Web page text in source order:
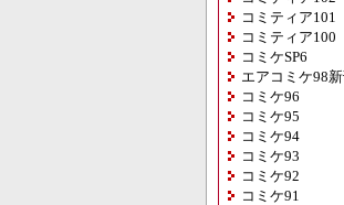
コミティア101
コミティア100
コミケSP6
エアコミケ98
コミケ96
コミケ95
コミケ94
コミケ93
コミケ92
コミケ91